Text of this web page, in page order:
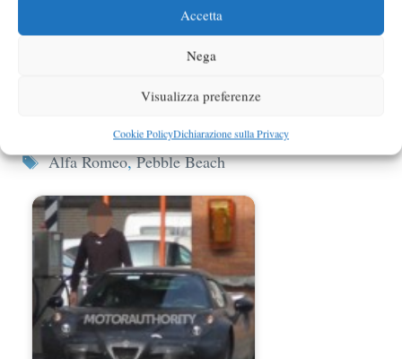
Accetta
Nega
Visualizza preferenze
Cookie PolicyDichiarazione sulla Privacy
stile in Formula 1!
Alfa Romeo
Tag
Alfa Romeo,Pebble Beach